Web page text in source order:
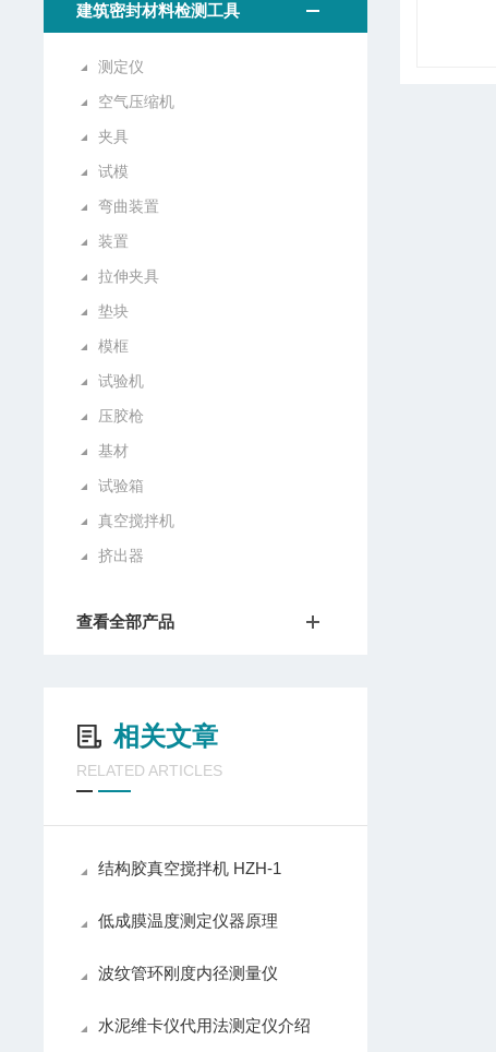
建筑密封材料检测工具
测定仪
空气压缩机
夹具
试模
弯曲装置
装置
拉伸夹具
垫块
模框
试验机
压胶枪
基材
试验箱
真空搅拌机
挤出器
查看全部产品
相关文章
RELATED ARTICLES
结构胶真空搅拌机 HZH-1
低成膜温度测定仪器原理
波纹管环刚度内径测量仪
水泥维卡仪代用法测定仪介绍